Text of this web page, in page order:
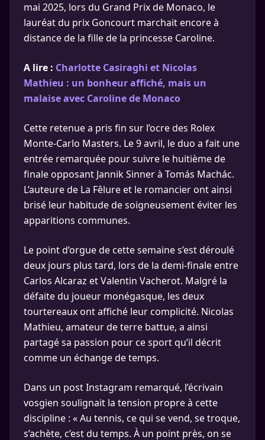
mai 2025, lors du Grand Prix de Monaco, le
lauréat du prix Goncourt marchait encore à
distance de la fille de la princesse Caroline.
A lire : Charlotte Casiraghi et Nicolas
Mathieu : un bonheur affiché, mais un
malaise avec Caroline de Monaco
Cette retenue a pris fin sur l’ocre des Rolex
Monte-Carlo Masters. Le 9 avril, le duo a fait une
entrée remarquée pour suivre le huitième de
finale opposant Jannik Sinner à Tomás Machác.
L’auteure de La Fêlure et le romancier ont ainsi
brisé leur habitude de soigneusement éviter les
apparitions communes.
Le point d’orgue de cette semaine s’est déroulé
deux jours plus tard, lors de la demi-finale entre
Carlos Alcaraz et Valentin Vacherot. Malgré la
défaite du joueur monégasque, les deux
tourtereaux ont affiché leur complicité. Nicolas
Mathieu, amateur de terre battue, a ainsi
partagé sa passion pour ce sport qu’il décrit
comme un échange de temps.
Dans un post Instagram remarqué, l’écrivain
vosgien soulignait la tension propre à cette
discipline : « Au tennis, ce qui se vend, se troque,
s’achète, c’est du temps. À un point près, on se